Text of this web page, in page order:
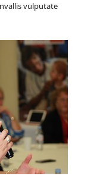
vulputate